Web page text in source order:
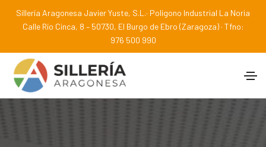
Sillería Aragonesa Javier Yuste, S.L.· Polígono Industrial La Noria
Calle Río Cinca, 8 – 50730, El Burgo de Ebro (Zaragoza) · Tfno:
976 500 990